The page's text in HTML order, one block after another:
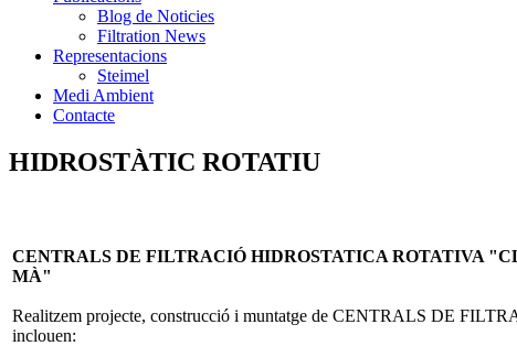
Blog de Noticies
Filtration News
Representacions
Steimel
Medi Ambient
Contacte
HIDROSTÀTIC ROTATIU
CENTRALS DE FILTRACIÓ HIDROSTATICA ROTATIVA
MÀ"
Realitzem projecte, construcció i muntatge de CENTRALS DE
inclouen: